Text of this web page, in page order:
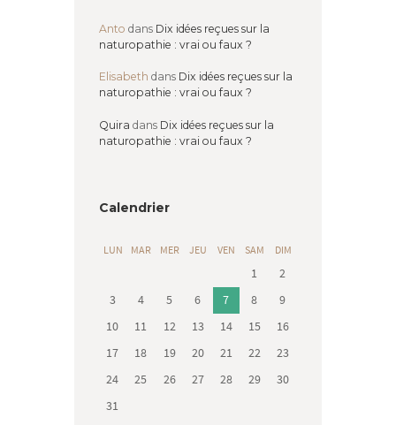
Anto dans Dix idées reçues sur la
naturopathie : vrai ou faux ?
Elisabeth dans Dix idées reçues sur la
naturopathie : vrai ou faux ?
Quira dans Dix idées reçues sur la
naturopathie : vrai ou faux ?
Calendrier
LUN MAR MER JEU VEN SAM DIM
1
2
3
4 5 6 7 8
9
10
11 12 13 14 15
16
17
18 19 20 21 22
23
24
25 26 27 28 29
30
31